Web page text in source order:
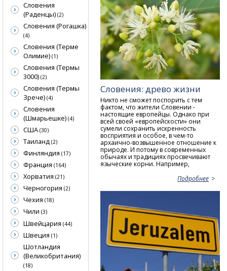
Словения: древо жизни
Никто не сможет поспорить с тем
фактом, что жители Словении -
настоящие европейцы. Однако при
всей своей «европейскости» они
сумели сохранить искренность
восприятия и особое, в чем-то
архаично-возвышенное отношение к
природе. И потому в современных
обычаях и традициях просвечивают
языческие корни. Например,
Подробнее
Словения
(Раденцы) (2)
Словения (Рогашка)
(4)
Словения (Терме
Олимие) (1)
Словения (Термы
3000) (2)
Словения (Термы
Зрече) (4)
Словения
(Шмарьешке) (4)
США (30)
Таиланд (2)
Финляндия (17)
Франция (164)
Хорватия (21)
Черногория (2)
Чехия (18)
Чили (3)
Швейцария (44)
Швеция (1)
Шотландия
(Великобритания)
(18)